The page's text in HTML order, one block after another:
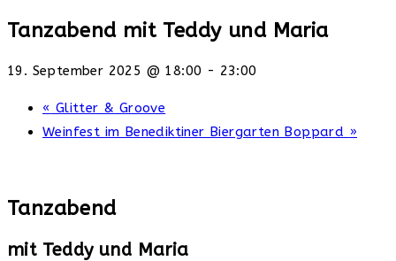
Tanzabend mit Teddy und Maria
19. September 2025 @ 18:00 - 23:00
« Glitter & Groove
Weinfest im Benediktiner Biergarten Boppard »
Tanzabend
mit Teddy und Maria